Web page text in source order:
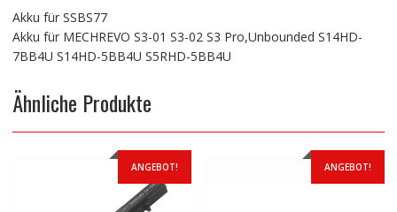
Akku für SSBS77
Akku für MECHREVO S3-01 S3-02 S3 Pro,Unbounded S14HD-
7BB4U S14HD-5BB4U S5RHD-5BB4U
Ähnliche Produkte
ANGEBOT! ANGEBOT!